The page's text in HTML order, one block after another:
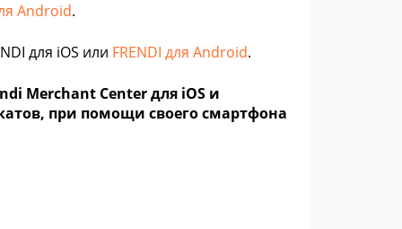
Android.
для iOS или FRENDI для Android.
Merchant Center для iOS и
при помощи своего смартфона